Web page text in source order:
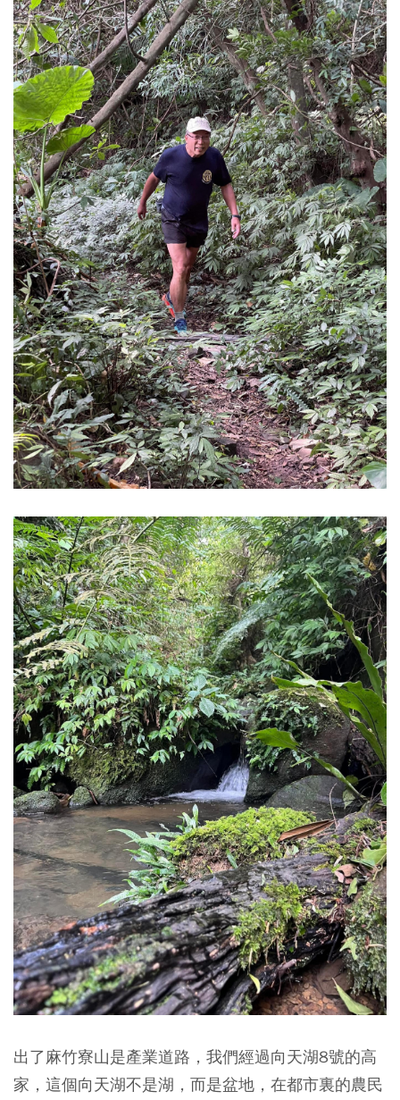
出了麻竹寮山是產業道路，我們經過向天湖8號的高
家，這個向天湖不是湖，而是盆地，在都市裏的農民